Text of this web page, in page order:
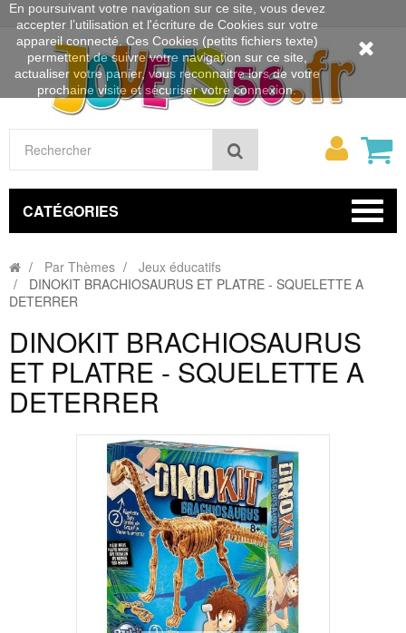
Rechercher
Mon
CATÉGORIES
Par Thèmes
Jeux éducatifs
DINOKIT BRACHIOSAURUS ET PLATRE - SQUELETTE A
DETERRER
DINOKIT BRACHIOSAURUS
ET PLATRE - SQUELETTE A
DETERRER
En poursuivant votre navigation sur ce site, vous devez
accepter l’utilisation et l'écriture de Cookies sur votre
appareil connecté. Ces Cookies (petits fichiers texte)
permettent de suivre votre navigation sur ce site,
actualiser votre panier, vous reconnaitre lors de votre
prochaine visite et sécuriser votre connexion.